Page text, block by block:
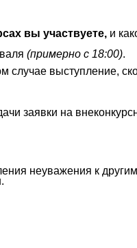
вы участвуете, и
(примерно с 18:00).
случае выступление,
заявки на
неуважения к